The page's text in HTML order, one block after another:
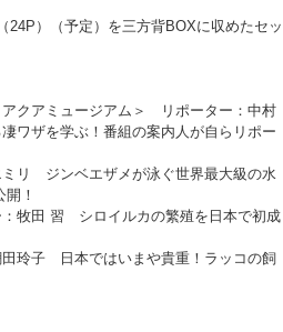
24P）（予定）を三方背BOXに収めたセッ
クアミュージアム＞ リポーター：中村
ワザを学ぶ！番組の案内人が自らリポー
リ ジンベエザメが泳ぐ世界最大級の水
！
牧田 習 シロイルカの繁殖を日本で初成
玲子 日本ではいまや貴重！ラッコの飼